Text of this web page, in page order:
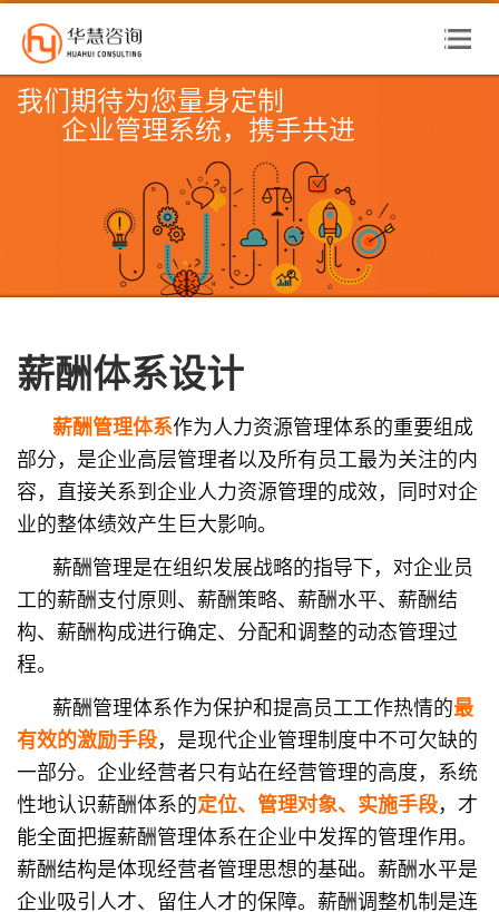
我们期待为您量身定制
企业管理系统，携手共进
薪酬体系设计
薪酬管理体系作为人力资源管理体系的重要组成
部分，是企业高层管理者以及所有员工最为关注的内
容，直接关系到企业人力资源管理的成效，同时对企
业的整体绩效产生巨大影响。
薪酬管理是在组织发展战略的指导下，对企业员
工的薪酬支付原则、薪酬策略、薪酬水平、薪酬结
构、薪酬构成进行确定、分配和调整的动态管理过
程。
薪酬管理体系作为保护和提高员工工作热情的最
有效的激励手段，是现代企业管理制度中不可欠缺的
一部分。 企业经营者 只有站在经营管理的高度，
系统
性地认识薪酬体系的定位、管理对象、实施手段，才
能全面把握薪酬管理体系在企业中发挥的管理作用。
薪酬结构是体现经营者管理思想的基础。 薪酬水平是
企业吸引人才、留住人才的保障。 薪酬调整机制是连